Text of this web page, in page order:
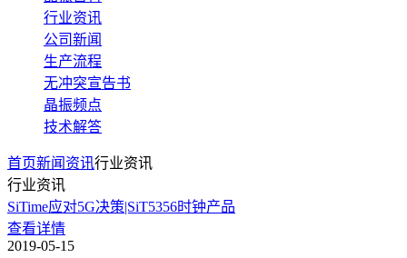
行业资讯
公司新闻
生产流程
无冲突宣告书
晶振频点
技术解答
首页新闻资讯行业资讯
行业资讯
SiTime应对5G决策|SiT5356时钟产品
查看详情
2019-05-15